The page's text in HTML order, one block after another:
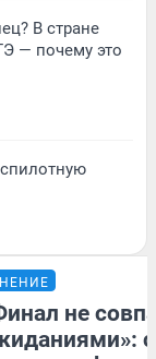
В стране
— почему это
не